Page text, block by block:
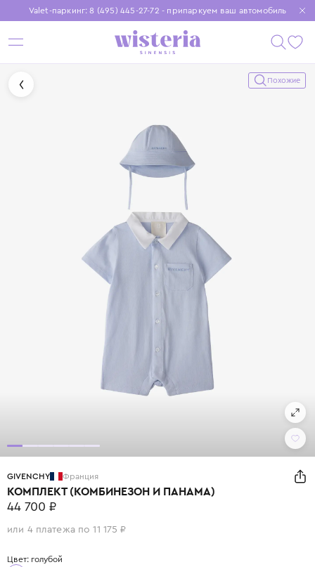
Valet-паркинг: 8 (495) 445-27-72 - припаркуем ваш автомобиль
Бесплатная доставка при заказе от 15 000 ₽
Установите приложение, чтобы покупки были еще удобнее
Похожие
GIVENCHY Франция
КОМПЛЕКТ (КОМБИНЕЗОН И ПАНАМА)
44 700 ₽
или 4 платежа по 11 175 ₽
Цвет: голубой